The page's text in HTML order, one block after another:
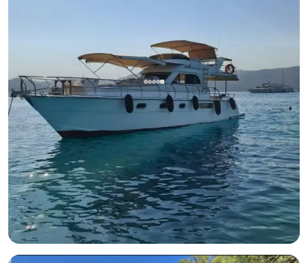
غوجك, Muğla قارب جديد
يخت بمحرك بطول 13 متر - 2 كابينات - سعة 4 شخص - في
غوجك
مع قبطان
يخت بمحرك
إبحار 8 شخص · 2 كابينة · 13.00m
الأقل
28.800 TL
عرض التوفر والسعر